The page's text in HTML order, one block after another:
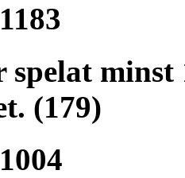
spelat
(179)